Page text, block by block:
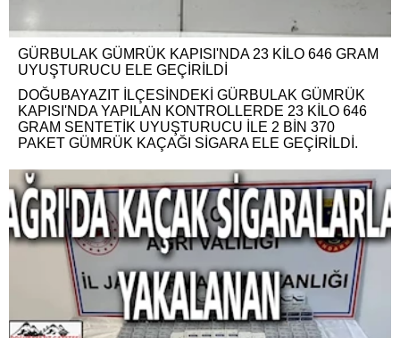
GÜRBULAK GÜMRÜK KAPISI'NDA 23 KİLO 646 GRAM
UYUŞTURUCU ELE GEÇİRİLDİ
DOĞUBAYAZIT İLÇESİNDEKİ GÜRBULAK GÜMRÜK
KAPISI'NDA YAPILAN KONTROLLERDE 23 KİLO 646
GRAM SENTETİK UYUŞTURUCU İLE 2 BİN 370
PAKET GÜMRÜK KAÇAĞI SİGARA ELE GEÇİRİLDİ.